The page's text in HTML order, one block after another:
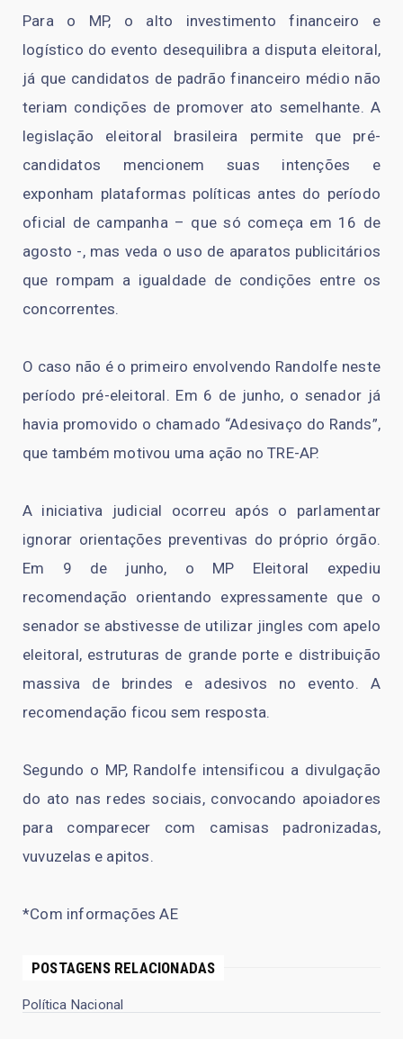
Para o MP, o alto investimento financeiro e
logístico do evento desequilibra a disputa eleitoral,
já que candidatos de padrão financeiro médio não
teriam condições de promover ato semelhante. A
legislação eleitoral brasileira permite que pré-
candidatos mencionem suas intenções e
exponham plataformas políticas antes do período
oficial de campanha – que só começa em 16 de
agosto -, mas veda o uso de aparatos publicitários
que rompam a igualdade de condições entre os
concorrentes.
O caso não é o primeiro envolvendo Randolfe neste
período pré-eleitoral. Em 6 de junho, o senador já
havia promovido o chamado “Adesivaço do Rands”,
que também motivou uma ação no TRE-AP.
A iniciativa judicial ocorreu após o parlamentar
ignorar orientações preventivas do próprio órgão.
Em 9 de junho, o MP Eleitoral expediu
recomendação orientando expressamente que o
senador se abstivesse de utilizar jingles com apelo
eleitoral, estruturas de grande porte e distribuição
massiva de brindes e adesivos no evento. A
recomendação ficou sem resposta.
Segundo o MP, Randolfe intensificou a divulgação
do ato nas redes sociais, convocando apoiadores
para comparecer com camisas padronizadas,
vuvuzelas e apitos.
*Com informações AE
POSTAGENS RELACIONADAS
Política Nacional